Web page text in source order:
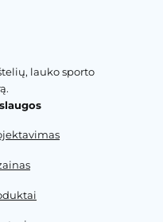
lauko sporto